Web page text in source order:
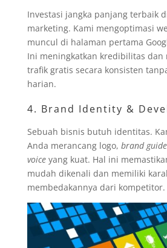
Investasi jangka panjang terbaik
marketing. Kami mengoptimasi
muncul di halaman pertama
Ini meningkatkan kredibilitas dan
trafik gratis secara konsisten
harian.
4. Brand Identity &
Sebuah bisnis butuh identitas.
Anda merancang logo, brand
voiceyang kuat. Hal ini
mudah dikenali dan memiliki
membedakannya dari kompetitor.